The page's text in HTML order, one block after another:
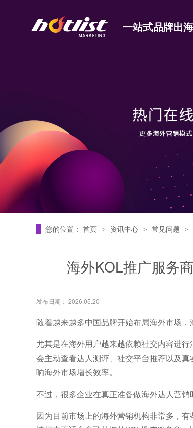
一站式品牌出
您的位置： 首页 > 资讯中心 > 常见问题 >
海外KOL推广服务
发布日期： 2026.05.20
随着越来越多中国品牌开始布局海外市场，
尤其是在海外用户越来越依赖社交内容进
会主动查看达人测评、社交平台推荐以及
响海外市场增长效率。
不过，很多企业在真正准备做海外达人营
因为目前市场上的海外营销机构非常多，